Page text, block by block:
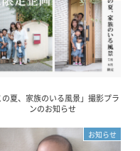
の夏、家族のいる風景」撮影プラ
ンのお知らせ
お知らせ